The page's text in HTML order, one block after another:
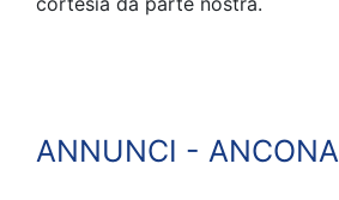
ANNUNCI - ANCONA